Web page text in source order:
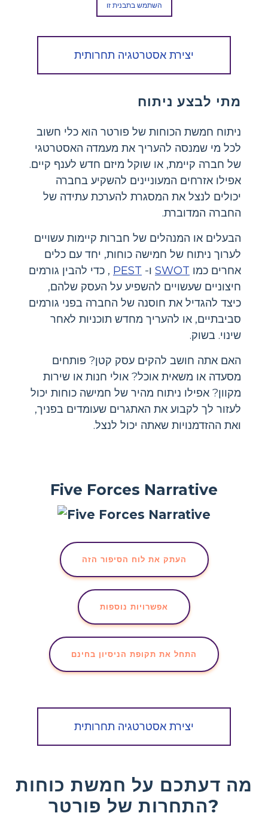
השתמש בתבנית זו
יצירת אסטרטגיה תחרותית
מתי לבצע ניתוח
ניתוח חמשת הכוחות של פורטר הוא כלי חשוב
לכל מי שמנסה להעריך את מעמדה האסטרטגי
של חברה קיימת, או שוקל מיזם חדש לענף קיים.
אפילו אזרחים המעוניינים להשקיע בחברה
יכולים לנצל את המסגרת להערכת עתידה של
החברה המדוברת.
הבעלים או המנהלים של חברות קיימות עשויים
לערוך ניתוח של חמישה כוחות, יחד עם כלים
אחרים כמו SWOT ו- PEST , כדי להבין גורמים
חיצוניים שעשויים להשפיע על העסק שלהם,
כיצד להגדיל את חוסנה של החברה בפני גורמים
סביבתיים, או להעריך מחדש תוכניות לאחר
שינוי. בשוק.
האם אתה חושב להקים עסק קטן? פותחים
מסעדה או משאית אוכל? אולי חנות או שירות
מקוון? אפילו ניתוח מהיר של חמישה כוחות יכול
לעזור לך לקבוע את האתגרים שעומדים בפניך,
ואת ההזדמנויות שאתה יכול לנצל.
Five Forces Narrative
העתק את לוח הסיפור הזה
אפשרויות נוספות
התחל את תקופת הניסיון בחינם
יצירת אסטרטגיה תחרותית
מה דעתכם על חמשת כוחות
התחרות של פורטר?